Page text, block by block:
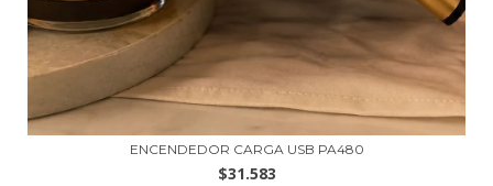
ENCENDEDOR CARGA USB PA480
$31.583